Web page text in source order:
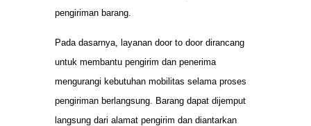
pengiriman barang.
Pada dasarnya, layanan door to door dirancang
untuk membantu pengirim dan penerima
mengurangi kebutuhan mobilitas selama proses
pengiriman berlangsung. Barang dapat dijemput
langsung dari alamat pengirim dan diantarkan